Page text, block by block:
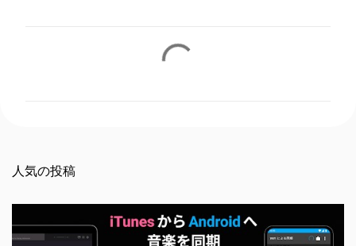
人気の投稿